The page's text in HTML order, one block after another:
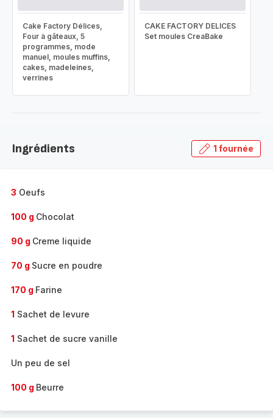
Cake Factory Délices,
Four à gâteaux, 5
programmes, mode
manuel, moules muffins,
cakes, madeleines,
verrines
CAKE FACTORY DELICES
Set moules CreaBake
Ingrédients 1 fournée
3 Oeufs
100 g Chocolat
90 g Creme liquide
70 g Sucre en poudre
170 g Farine
1 Sachet de levure
1 Sachet de sucre vanille
Un peu de sel
100 g Beurre